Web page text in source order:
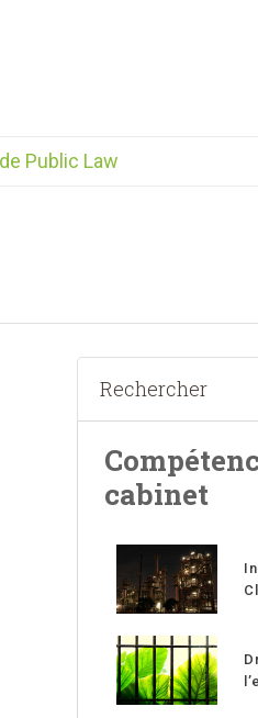
Public Law
cabinet